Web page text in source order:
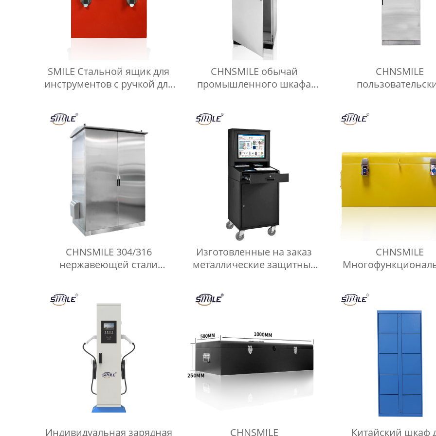
SMILE Стальной ящик для
инструментов с ручкой для
CHNSMILE обычай
промышленного шкафа
CHNSMILE
нержавеющей
CHNSMILE 304/316
нержавеющей стали
электрические корпуса
изготовления
Изготовленные на заказ
металлические защитные
компьютерных шкафов
CHNSMILE
хранения
домашнего
Металлический
инструментов.
Индивидуальная зарядная CHNSMILE Китайский шкаф